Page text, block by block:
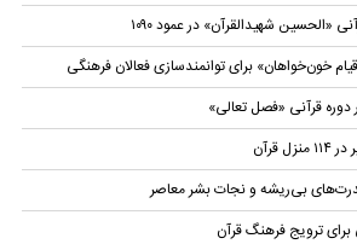
«الحسین شهیدالقرآن» در عمود ۱۰۹۰
خون‌خواهان» برای توانمندسازی فعالان فرهنگی
قرآنی «فصل تعالی»
قرآن
بی‌ریشه و نجات بشر معاصر
برای ترویج فرهنگ قرآن